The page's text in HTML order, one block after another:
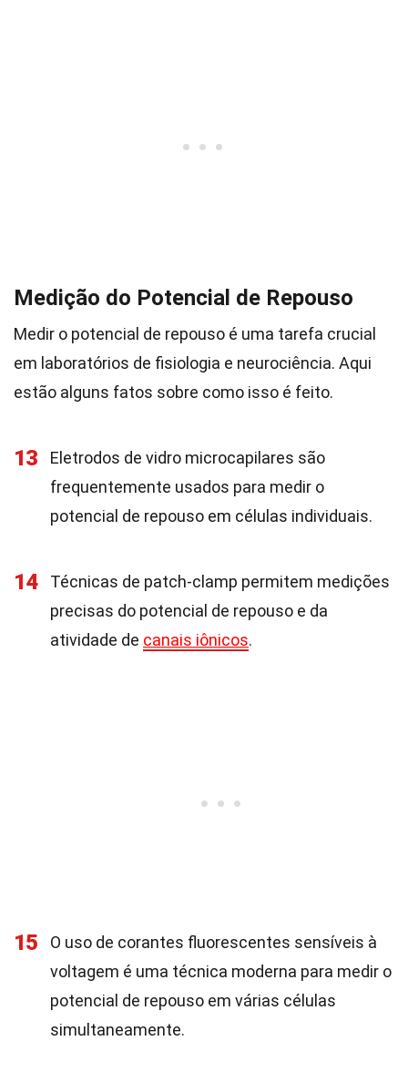
Medição do Potencial de Repouso
Medir o potencial de repouso é uma tarefa crucial
em laboratórios de fisiologia e neurociência. Aqui
estão alguns fatos sobre como isso é feito.
13
Eletrodos de vidro microcapilares são
frequentemente usados para medir o
potencial de repouso em células individuais.
14
Técnicas de patch-clamp permitem medições
precisas do potencial de repouso e da
atividade de canais iônicos.
15
O uso de corantes fluorescentes sensíveis à
voltagem é uma técnica moderna para medir o
potencial de repouso em várias células
simultaneamente.